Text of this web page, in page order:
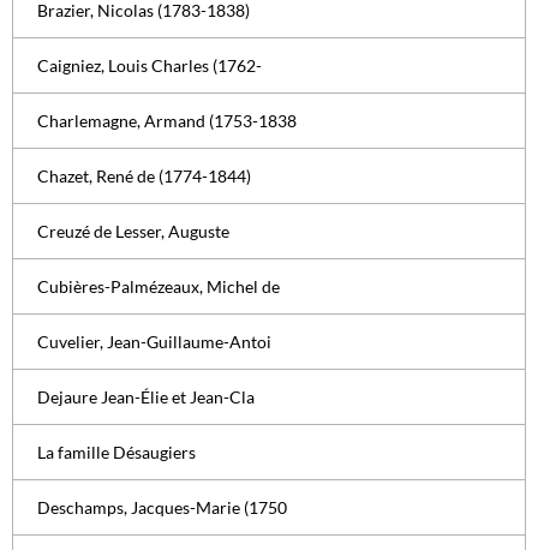
Brazier, Nicolas (1783-1838)
Caigniez, Louis Charles (1762-
Charlemagne, Armand (1753-1838
Chazet, René de (1774-1844)
Creuzé de Lesser, Auguste
Cubières-Palmézeaux, Michel de
Cuvelier, Jean-Guillaume-Antoi
Dejaure Jean-Élie et Jean-Cla
La famille Désaugiers
Deschamps, Jacques-Marie (1750